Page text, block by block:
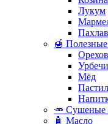
Лукум
🍯
Урбечи
Мёд
🥕 Сушеные
🧴 Масло